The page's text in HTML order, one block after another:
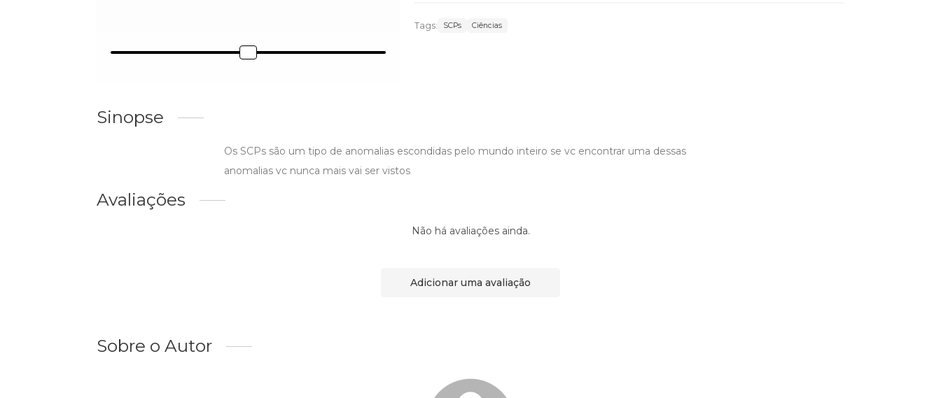
Tags: SCPs Ciências
Sinopse
Os SCPs são um tipo de anomalias escondidas pelo mundo inteiro se vc encontrar uma dessas
anomalias vc nunca mais vai ser vistos
Avaliações
Não há avaliações ainda.
Adicionar uma avaliação
Sobre o Autor